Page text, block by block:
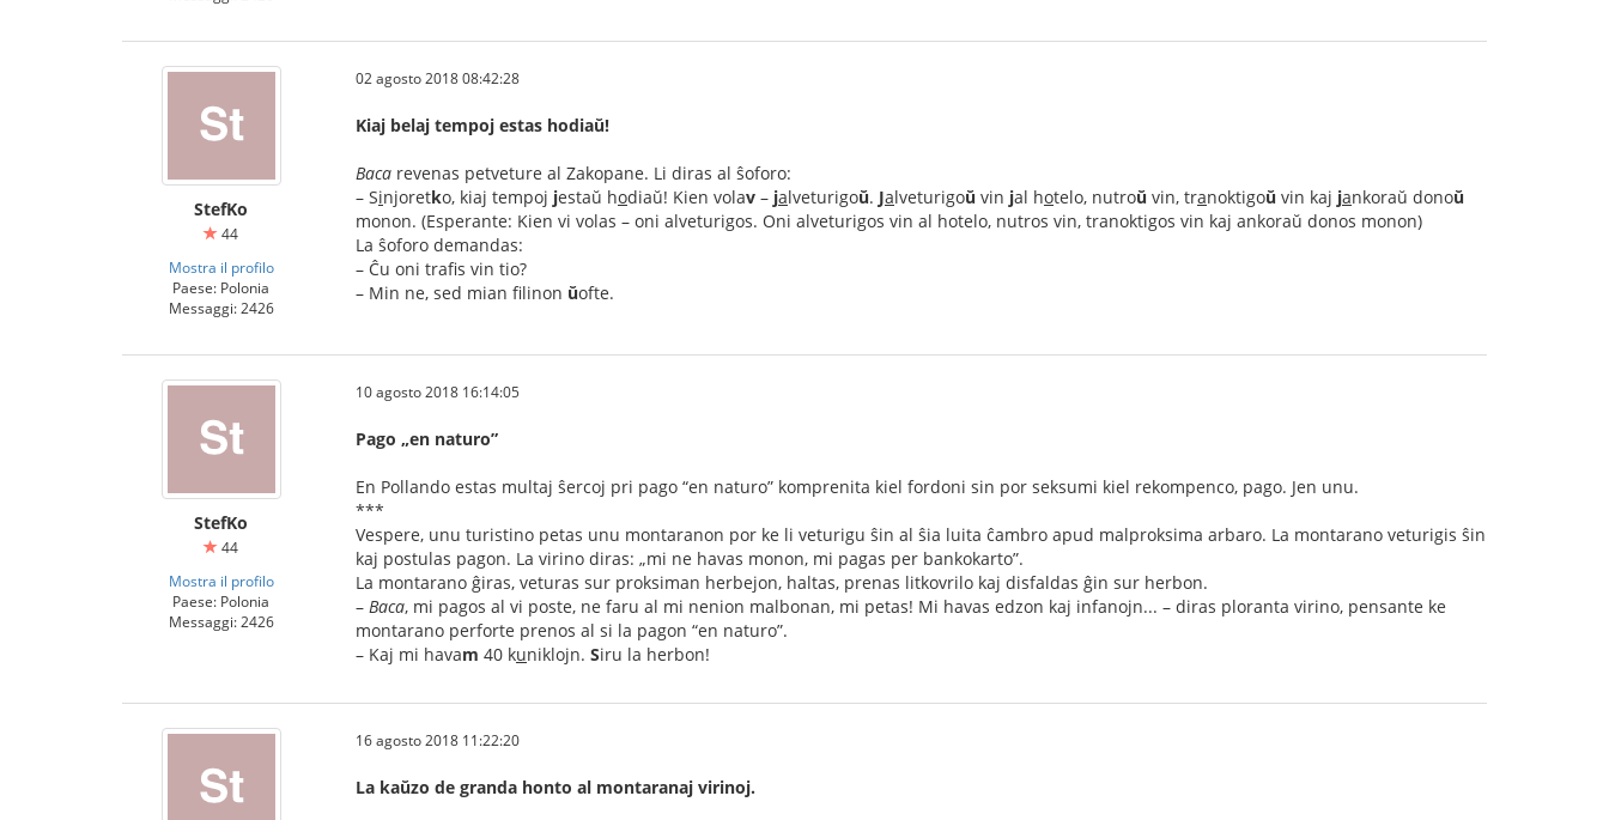
StefKo
44
Mostra il profilo
Paese: Polonia
Messaggi: 2426
02 agosto 2018 08:42:28
Kiaj belaj tempoj estas hodiaŭ!
Baca revenas petveture al Zakopane. Li diras al ŝoforo:
– Sinjoretko, kiaj tempoj jestaŭ hodiaŭ! Kien volav – jalveturigoŭ. Jalveturigoŭ vin jal hotelo, nutroŭ vin, tranoktigoŭ vin kaj jankoraŭ donoŭ
monon. (Esperante: Kien vi volas – oni alveturigos. Oni alveturigos vin al hotelo, nutros vin, tranoktigos vin kaj ankoraŭ donos monon)
La ŝoforo demandas:
– Ĉu oni trafis vin tio?
– Min ne, sed mian filinon ŭofte.
StefKo
44
Mostra il profilo
Paese: Polonia
Messaggi: 2426
10 agosto 2018 16:14:05
Pago „en naturo”
En Pollando estas multaj ŝercoj pri pago “en naturo” komprenita kiel fordoni sin por seksumi kiel rekompenco, pago. Jen unu.
***
Vespere, unu turistino petas unu montaranon por ke li veturigu ŝin al ŝia luita ĉambro apud malproksima arbaro. La montarano veturigis ŝin
kaj postulas pagon. La virino diras: „mi ne havas monon, mi pagas per bankokarto”.
La montarano ĝiras, veturas sur proksiman herbejon, haltas, prenas litkovrilo kaj disfaldas ĝin sur herbon.
– Baca, mi pagos al vi poste, ne faru al mi nenion malbonan, mi petas! Mi havas edzon kaj infanojn... – diras ploranta virino, pensante ke
montarano perforte prenos al si la pagon “en naturo”.
– Kaj mi havam 40 kuniklojn. Siru la herbon!
16 agosto 2018 11:22:20
La kaŭzo de granda honto al montaranaj virinoj.